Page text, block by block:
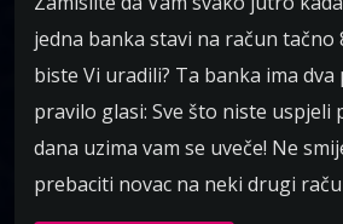
jedna banka stavi na račun tačno
biste Vi uradili? Ta banka ima dva
pravilo glasi: Sve što niste
dana uzima vam se uveče! Ne
prebaciti novac na neki drugi